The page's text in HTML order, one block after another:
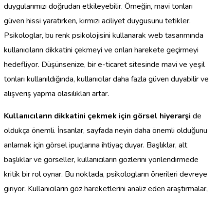
duygularımızı doğrudan etkileyebilir. Örneğin, mavi tonları
güven hissi yaratırken, kırmızı aciliyet duygusunu tetikler.
Psikologlar, bu renk psikolojisini kullanarak web tasarımında
kullanıcıların dikkatini çekmeyi ve onları harekete geçirmeyi
hedefliyor. Düşünsenize, bir e-ticaret sitesinde mavi ve yeşil
tonları kullanıldığında, kullanıcılar daha fazla güven duyabilir ve
alışveriş yapma olasılıkları artar.
Kullanıcıların dikkatini çekmek için görsel hiyerarşi de
oldukça önemli. İnsanlar, sayfada neyin daha önemli olduğunu
anlamak için görsel ipuçlarına ihtiyaç duyar. Başlıklar, alt
başlıklar ve görseller, kullanıcıların gözlerini yönlendirmede
kritik bir rol oynar. Bu noktada, psikologların önerileri devreye
giriyor. Kullanıcıların göz hareketlerini analiz eden araştırmalar,